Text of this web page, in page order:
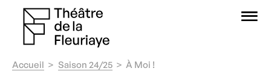
Accueil Saison 24/25 À Moi !